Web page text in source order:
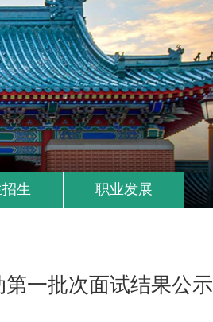
生 职业发展
一批次面试结果公示